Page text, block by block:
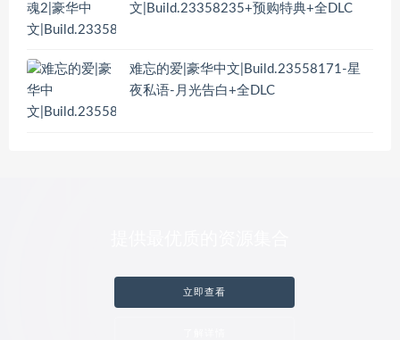
文|Build.23358235+预购特典+全DLC
难忘的爱|豪华中文|Build.23558171-星
夜私语-月光告白+全DLC
立即查看